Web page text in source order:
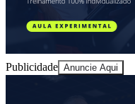
Publicidade Anuncie Aqui